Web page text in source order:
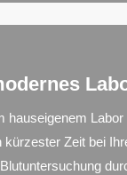
hauseigenem
kürzester Zeit bei